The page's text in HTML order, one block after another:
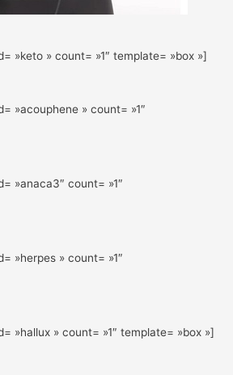
»keto » count= »1″ template= »box »]
»acouphene » count= »1″
»anaca3″ count= »1″
»herpes » count= »1″
»hallux » count= »1″ template= »box »]